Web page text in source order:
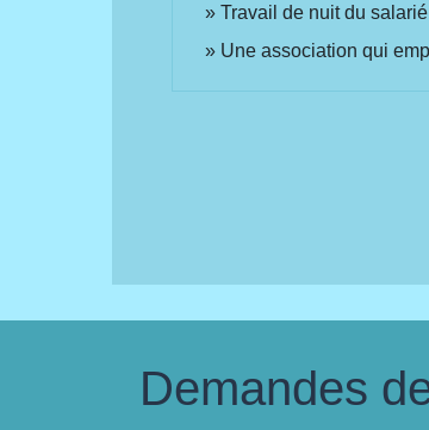
Travail de nuit du
Une association qui
Demandes